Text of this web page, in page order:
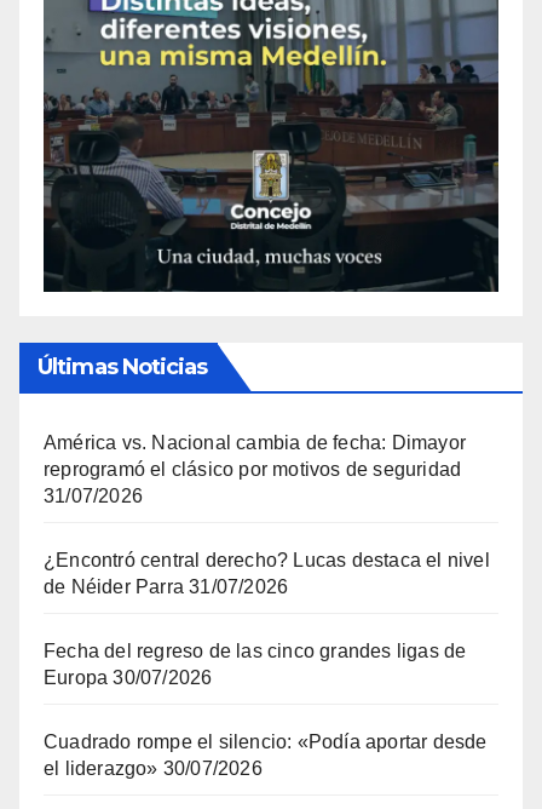
Últimas Noticias
América vs. Nacional cambia de fecha: Dimayor
reprogramó el clásico por motivos de seguridad
31/07/2026
¿Encontró central derecho? Lucas destaca el nivel
de Néider Parra 31/07/2026
Fecha del regreso de las cinco grandes ligas de
Europa 30/07/2026
Cuadrado rompe el silencio: «Podía aportar desde
el liderazgo» 30/07/2026